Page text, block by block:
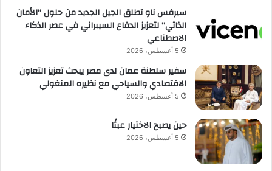
سيرفس ناو تطلق الجيل الجديد من حلول “الأمان
الذاتي” لتعزيز الدفاع السيبراني في عصر الذكاء
الاصطناعي
5 أغسطس، 2026
سفير سلطنة عمان لدى مصر يبحث تعزيز التعاون
الاقتصادي والسياحي مع نظيره المنغولي
5 أغسطس، 2026
حين يصبح الاختيار عبئًا
5 أغسطس، 2026